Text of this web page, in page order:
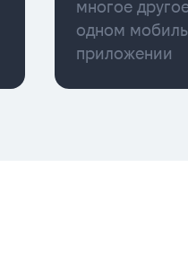
многое
одном
приложении